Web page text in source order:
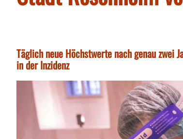
Täglich neue Höchstwerte nach genau zwei
in der Inzidenz